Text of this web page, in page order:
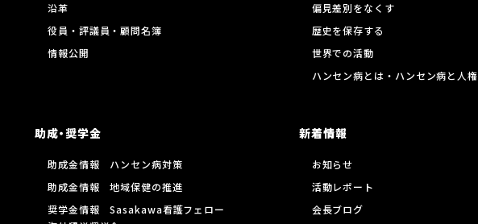
沿革
役員・評議員・顧問名簿
情報公開
偏見差別をなくす
歴史を保存する
世界での活動
ハンセン病とは・ハンセン病と人権
助成・奨学金
助成金情報 ハンセン病対策
助成金情報 地域保健の推進
奨学金情報 Sasakawa看護フェロー
新着情報
お知らせ
活動レポート
会長ブログ